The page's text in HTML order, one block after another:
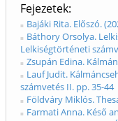
Fejezetek
Bajáki Rita. Előszó.
Báthory Orsolya.
Lelkiségtörténeti
Zsupán Edina.
Lauf Judit.
számvetés II. pp. 35-44
Földváry Miklós.
Farmati Anna. Késő